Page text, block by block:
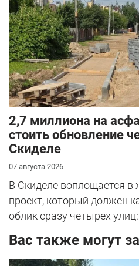
2,7 миллиона на
стоить обновление
Скиделе
07 августа 2026
В Скиделе воплощается
проект, который должен
облик сразу четырех
Вас также могут